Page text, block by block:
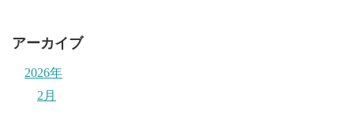
アーカイブ
2026年
2月